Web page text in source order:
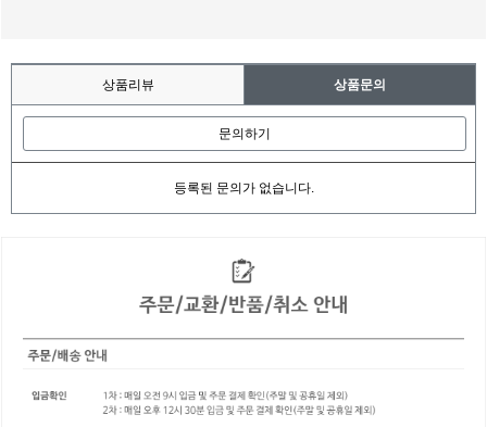
상품리뷰 상품문의
문의하기
등록된 문의가 없습니다.